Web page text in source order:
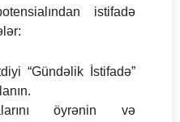
istifadə
“Gündəlik İstifadə”
öyrənin və